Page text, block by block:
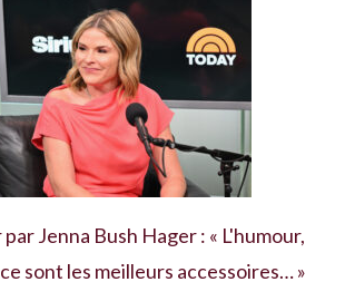
Jenna Bush Hager : « L'humour,
sont les meilleurs accessoires… »